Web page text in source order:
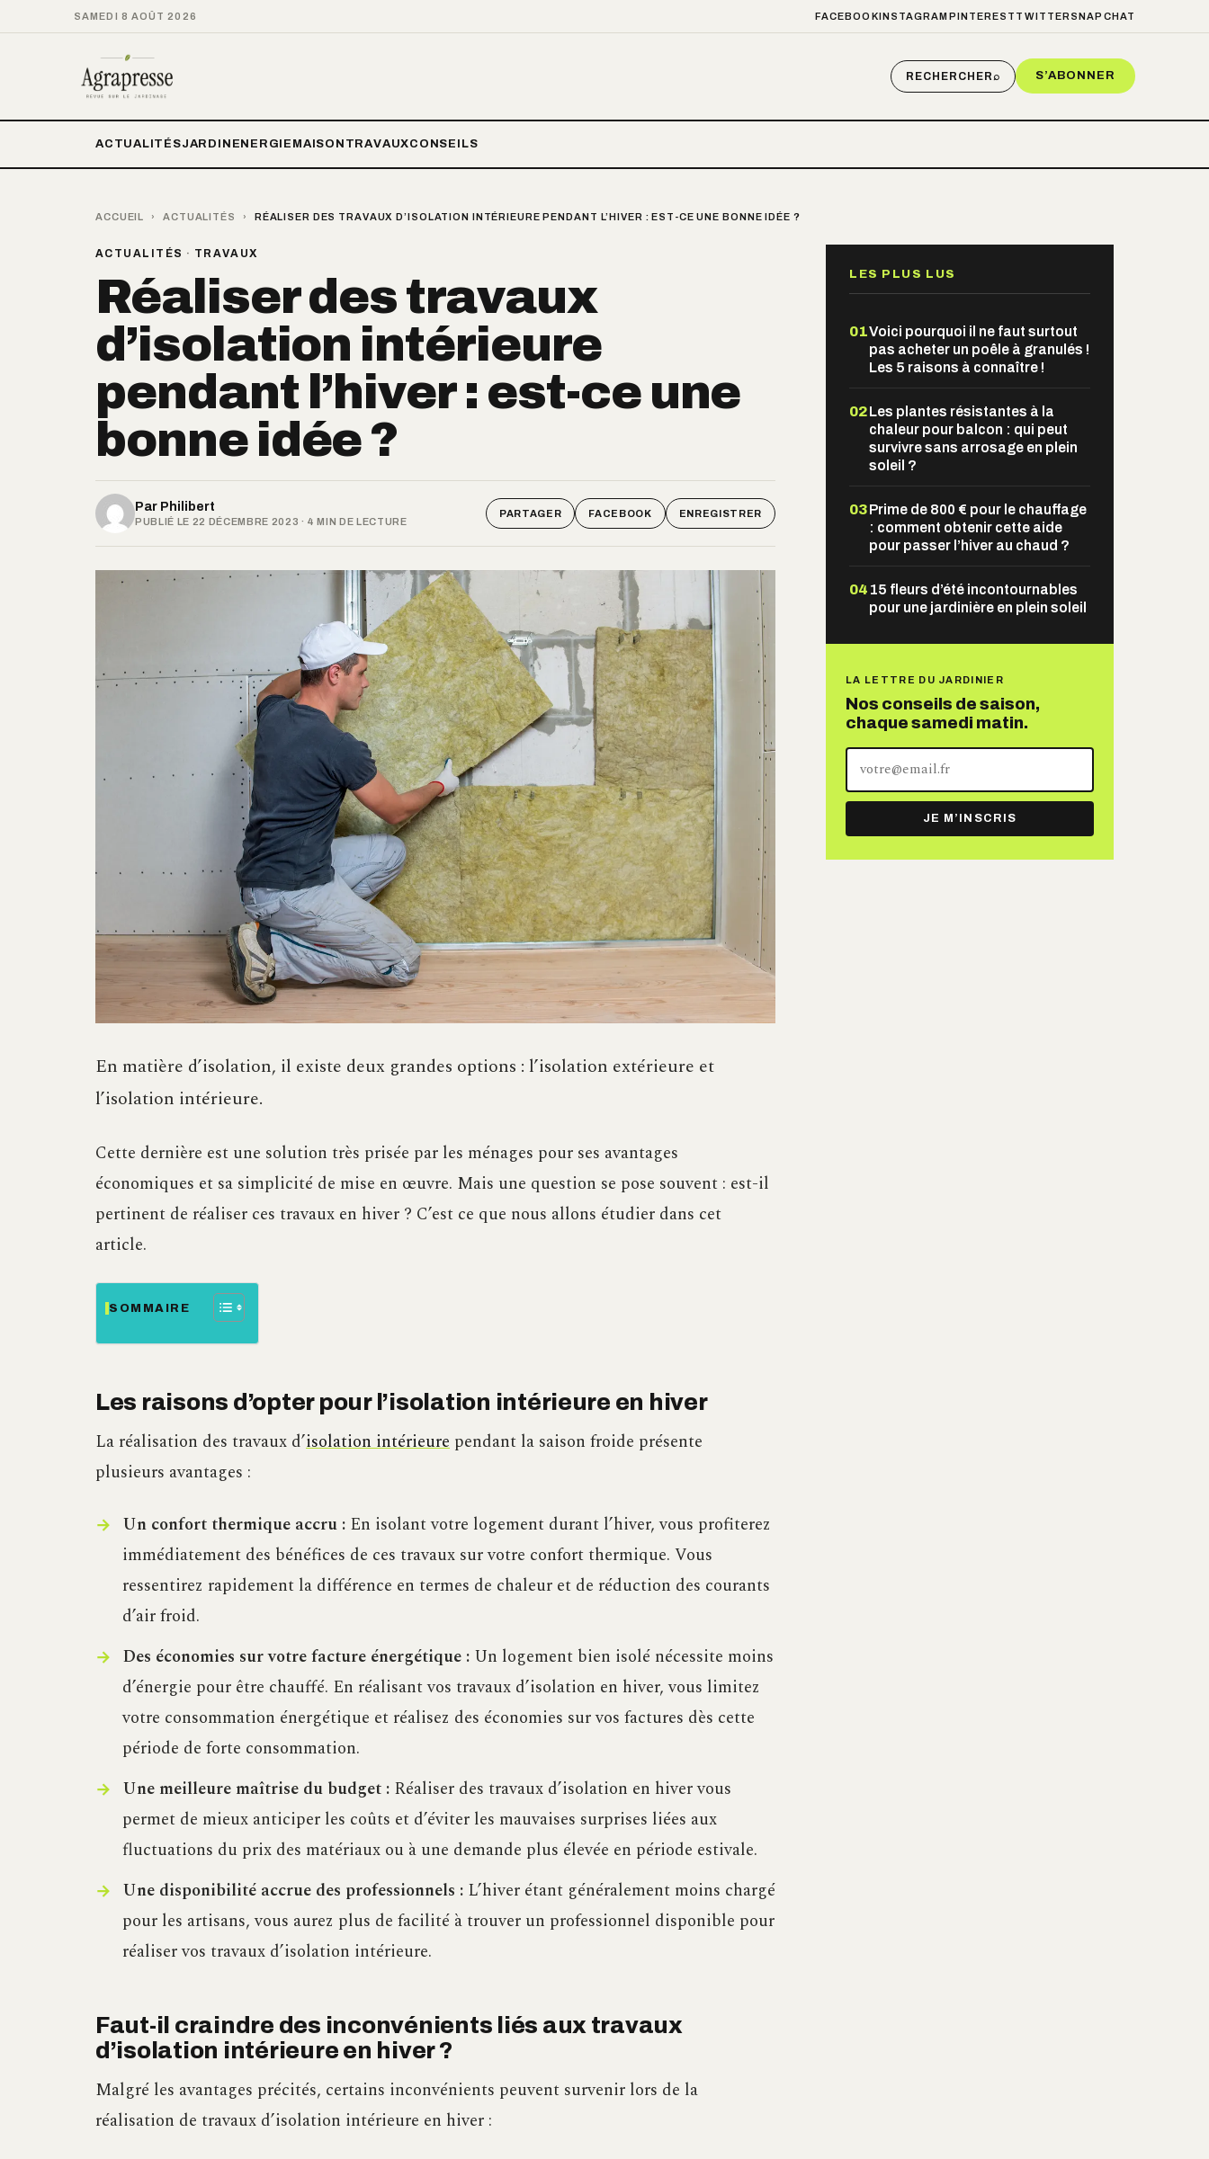
SAMEDI 8 AOÛT 2026 FACEBOOKINSTAGRAM PINTEREST TWITTER SNAPCHAT
RECHERCHER⌕ S’ABONNER
ACTUALITÉSJARDIN ENERGIE MAISON TRAVAUXCONSEILS
ACCUEIL › ACTUALITÉS › RÉALISER DES TRAVAUX D’ISOLATION INTÉRIEURE PENDANT L’HIVER : EST-CE UNE BONNE IDÉE ?
ACTUALITÉS · TRAVAUX
Réaliser des travaux
d’isolation intérieure
pendant l’hiver : est-ce une
bonne idée ?
Par Philibert
PUBLIÉ LE 22 DÉCEMBRE 2023 · 4 MIN DE LECTURE
PARTAGER FACEBOOK ENREGISTRER
En matière d’isolation, il existe deux grandes options : l’isolation extérieure et
l’isolation intérieure.
Cette dernière est une solution très prisée par les ménages pour ses avantages
économiques et sa simplicité de mise en œuvre. Mais une question se pose souvent : est-il
pertinent de réaliser ces travaux en hiver ? C’est ce que nous allons étudier dans cet
article.
SOMMAIRE
Les raisons d’opter pour l’isolation intérieure en hiver
La réalisation des travaux d’isolation intérieure pendant la saison froide présente
plusieurs avantages :
Un confort thermique accru :En isolant votre logement durant l’hiver, vous profiterez
immédiatement des bénéfices de ces travaux sur votre confort thermique. Vous
ressentirez rapidement la différence en termes de chaleur et de réduction des courants
d’air froid.
Des économies sur votre facture énergétique :Un logement bien isolé nécessite moins
d’énergie pour être chauffé. En réalisant vos travaux d’isolation en hiver, vous limitez
votre consommation énergétique et réalisez des économies sur vos factures dès cette
période de forte consommation.
Une meilleure maîtrise du budget :Réaliser des travaux d’isolation en hiver vous
permet de mieux anticiper les coûts et d’éviter les mauvaises surprises liées aux
fluctuations du prix des matériaux ou à une demande plus élevée en période estivale.
Une disponibilité accrue des professionnels :L’hiver étant généralement moins chargé
pour les artisans, vous aurez plus de facilité à trouver un professionnel disponible pour
réaliser vos travaux d’isolation intérieure.
Faut-il craindre des inconvénients liés aux travaux
d’isolation intérieure en hiver ?
Malgré les avantages précités, certains inconvénients peuvent survenir lors de la
réalisation de travaux d’isolation intérieure en hiver :
LES PLUS LUS
01Voici pourquoi il ne faut surtout
pas acheter un poêle à granulés !
Les 5 raisons à connaître !
02Les plantes résistantes à la
chaleur pour balcon : qui peut
survivre sans arrosage en plein
soleil ?
03Prime de 800 € pour le chauffage
: comment obtenir cette aide
pour passer l’hiver au chaud ?
04 15 fleurs d’été incontournables
pour une jardinière en plein soleil
LA LETTRE DU JARDINIER
Nos conseils de saison,
chaque samedi matin.
adresse
mail
JE M’INSCRIS